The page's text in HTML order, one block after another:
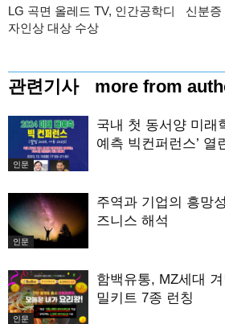
LG 곡면 올레드 TV, 인간공학디
자인상 대상 수상
신분증
관련기사 more from
인문
국내 첫 동서양 미래
예측 빅컨퍼런스’ 열
인문
주역과 기업의 흥망
즈니스 해석
인문
함백유통, MZ세대 겨
밀키트 7종 런칭